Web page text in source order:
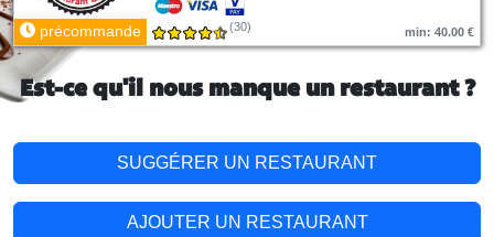
précommande (30) min: 40.00 €
Est-ce qu'il nous manque un restaurant ?
SUGGÉRER UN RESTAURANT
AJOUTER UN RESTAURANT